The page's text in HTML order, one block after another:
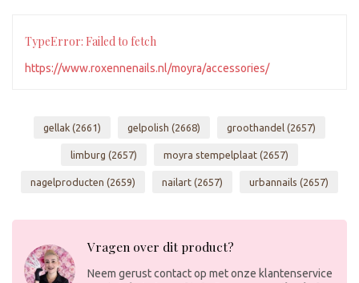
TypeError: Failed to fetch
https://www.roxennenails.nl/moyra/accessories/
gellak (2661) gelpolish (2668) groothandel (2657)
limburg (2657) moyra stempelplaat (2657)
nagelproducten (2659) nailart (2657) urbannails (2657)
Vragen over dit product?
Neem gerust contact op met onze klantenservice